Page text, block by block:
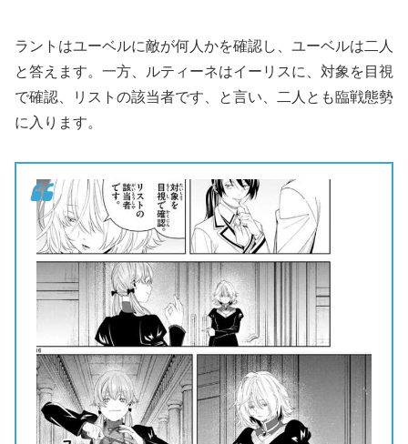
ラントはユーベルに敵が何人かを確認し、ユーベルは二人
と答えます。一方、ルティーネはイーリスに、対象を目視
で確認、リストの該当者です、と言い、二人とも臨戦態勢
に入ります。